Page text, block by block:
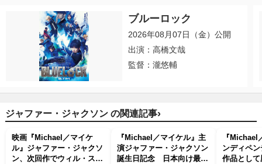
ブルーロック
2026年08月07日（金）公開
出演：高橋文哉
監督：瀧悠輔
ジャファー・ジャクソン の関連記事›
映画『Michael／マイケ
ル』ジャファー・ジャクソ
ン、次回作でウィル・スミ
『Michael／マイケル』主
演ジャファー・ジャクソン
誕生日記念 日本向け最新
『Michael
ンディペ
作品とし